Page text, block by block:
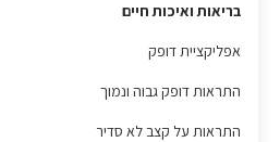
בריאות ואיכות חיים
אפליקציית דופק
התראות דופק גבוה ונמוך
התראות על קצב לא סדיר